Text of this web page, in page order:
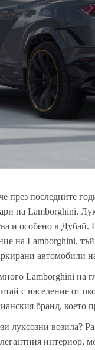
през последните
на Lamborghini.
и особено в Дубай.
на Lamborghini,
автомобили
Lamborghini на
с население от
бранд, което
луксозни возила?
интериор,